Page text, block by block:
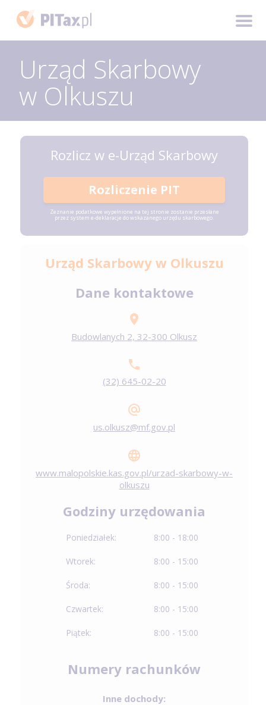
Urząd Skarbowy
w Olkuszu
Rozlicz w e-Urząd Skarbowy
Rozliczenie PIT
Zeznanie podatkowe wypełnione na tej stronie zostanie przesłane
przez system e-deklaracje do wskazanego urzędu skarbowego.
Urząd Skarbowy w Olkuszu
Dane kontaktowe
Budowlanych 2, 32-300 Olkusz
(32) 645-02-20
us.olkusz@mf.gov.pl
www.malopolskie.kas.gov.pl/urzad-skarbowy-w-
olkuszu
Godziny urzędowania
Poniedziałek: 8:00 - 18:00
Wtorek: 8:00 - 15:00
Środa: 8:00 - 15:00
Czwartek: 8:00 - 15:00
Piątek: 8:00 - 15:00
Numery rachunków
Inne dochody: